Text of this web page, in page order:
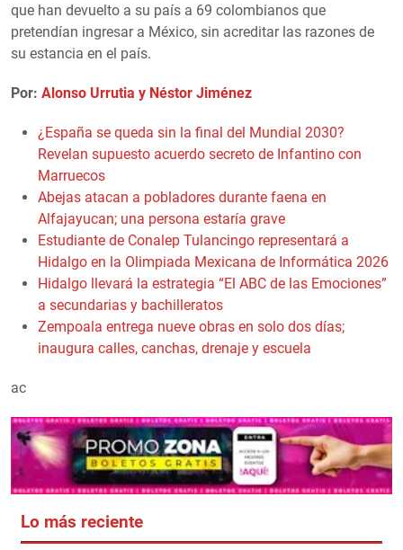
que han devuelto a su país a 69 colombianos que
pretendían ingresar a México, sin acreditar las razones de
su estancia en el país.
Por: Alonso Urrutia y Néstor Jiménez
¿España se queda sin la final del Mundial 2030?
Revelan supuesto acuerdo secreto de Infantino con
Marruecos
Abejas atacan a pobladores durante faena en
Alfajayucan; una persona estaría grave
Estudiante de Conalep Tulancingo representará a
Hidalgo en la Olimpiada Mexicana de Informática 2026
Hidalgo llevará la estrategia “El ABC de las Emociones”
a secundarias y bachilleratos
Zempoala entrega nueve obras en solo dos días;
inaugura calles, canchas, drenaje y escuela
ac
Lo más reciente